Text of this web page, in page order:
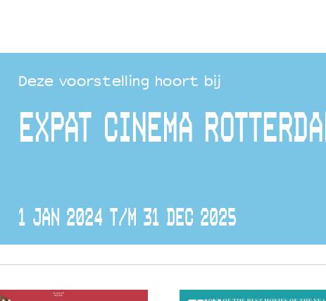
Deze voorstelling hoort bij
EXPAT CINEMA
1 JAN 2024 T/M 31 DEC 2025